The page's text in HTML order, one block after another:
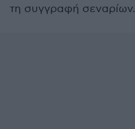
τη συγγραφή σεναρίων.